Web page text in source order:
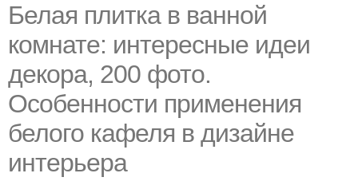
Белая плитка в ванной
комнате: интересные идеи
декора, 200 фото.
Особенности применения
белого кафеля в дизайне
интерьера